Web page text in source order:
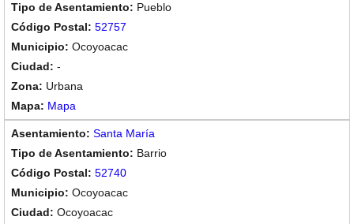
Pueblo
52757
Ocoyoacac
-
Urbana
Mapa
Santa María
Barrio
52740
Ocoyoacac
Ocoyoacac